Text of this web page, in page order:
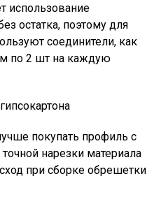
использование
остатка, поэтому для
соединители, как
по 2 шт на каждую
покупать профиль с
нарезки материала
при сборке обрешетки